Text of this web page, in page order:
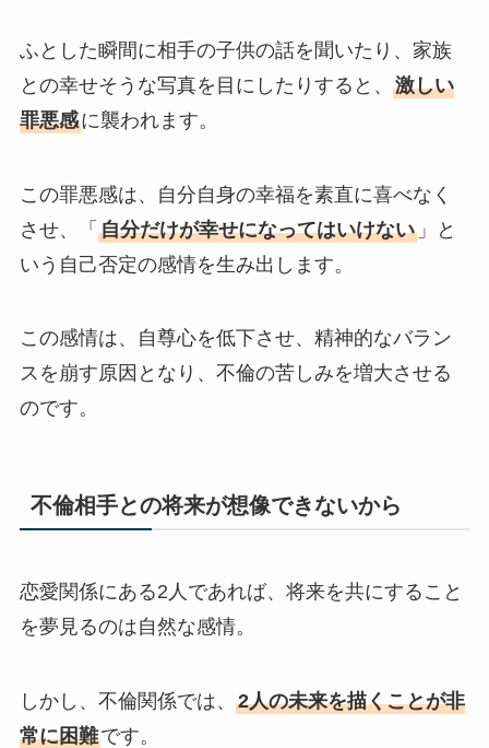
ふとした瞬間に相手の子供の話を聞いたり、家族
との幸せそうな写真を目にしたりすると、 激しい
罪悪感に襲われます。
この罪悪感は、自分自身の幸福を素直に喜べなく
させ、「 自分だけが幸せになってはいけない」と
いう自己否定の感情を生み出します。
この感情は、自尊心を低下させ、精神的なバラン
スを崩す原因となり、不倫の苦しみを増大させる
のです。
不倫相手との将来が想像できないから
恋愛関係にある2人であれば、将来を共にすること
を夢見るのは自然な感情。
しかし、不倫関係では、 2人の未来を描くことが非
常に困難です。